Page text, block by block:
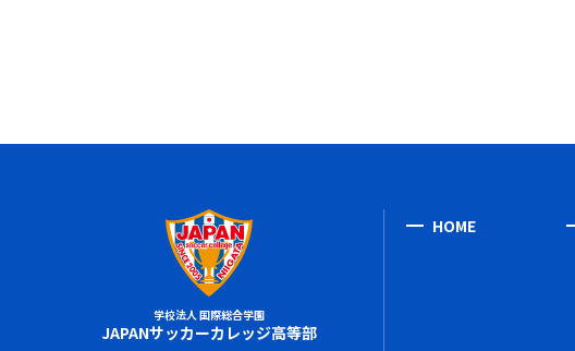
HOME
学校法人 国際総合学園
JAPANサッカーカレッジ高等部